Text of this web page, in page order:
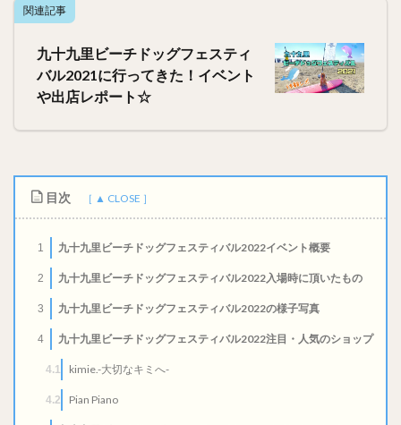
関連記事
九十九里ビーチドッグフェスティ
バル2021に行ってきた！イベント
や出店レポート☆
目次
1 九十九里ビーチドッグフェスティバル2022イベント概要
2 九十九里ビーチドッグフェスティバル2022入場時に頂いたもの
3 九十九里ビーチドッグフェスティバル2022の様子写真
4 九十九里ビーチドッグフェスティバル2022注目・人気のショップ
4.1 kimie.-大切なキミへ-
4.2 Pian Piano